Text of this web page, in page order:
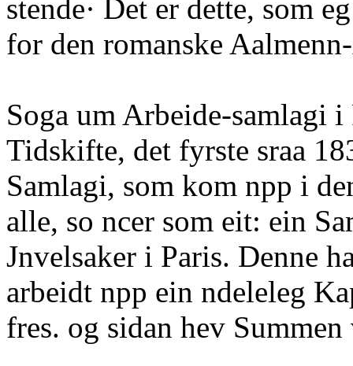
stende· Det er dette, som
for den romanske
Soga um Arbeide-samlagi
Tidskifte, det fyrste sraa
Samlagi, som kom npp i
alle, so ncer som eit: ein
Jnvelsaker i Paris. Denne
arbeidt npp ein ndeleleg
fres. og sidan hev Summen